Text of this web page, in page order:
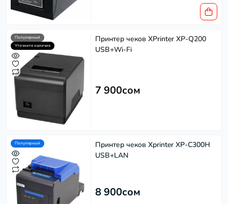
Популярный
Уточните наличие
Принтер чеков XPrinter XP-Q200
USB+Wi-Fi
7 900сом
Популярный
Принтер чеков Xprinter XP-C300H
USB+LAN
8 900сом